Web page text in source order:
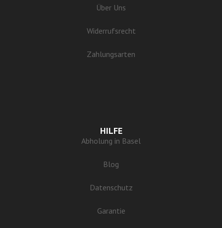
Über Uns
Widerrufsrecht
Zahlungsarten
HILFE
Abholung in Basel
Blog
Datenschutz
Garantie